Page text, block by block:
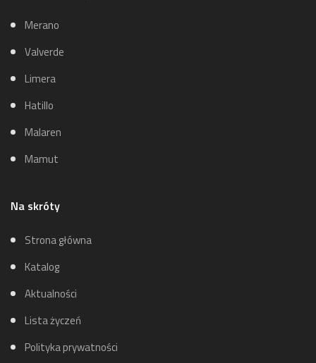
Merano
Valverde
Limera
Hatillo
Malaren
Mamut
Na skróty
Strona główna
Katalog
Aktualności
Lista życzeń
Polityka prywatności